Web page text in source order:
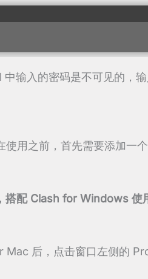
输入的密码是不可见的，输
使用之前，首先需要添加一
，搭配 Clash for Windows 使
后，点击窗口左侧的